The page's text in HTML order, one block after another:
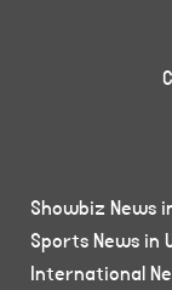
Showbiz News
Sports News in
International